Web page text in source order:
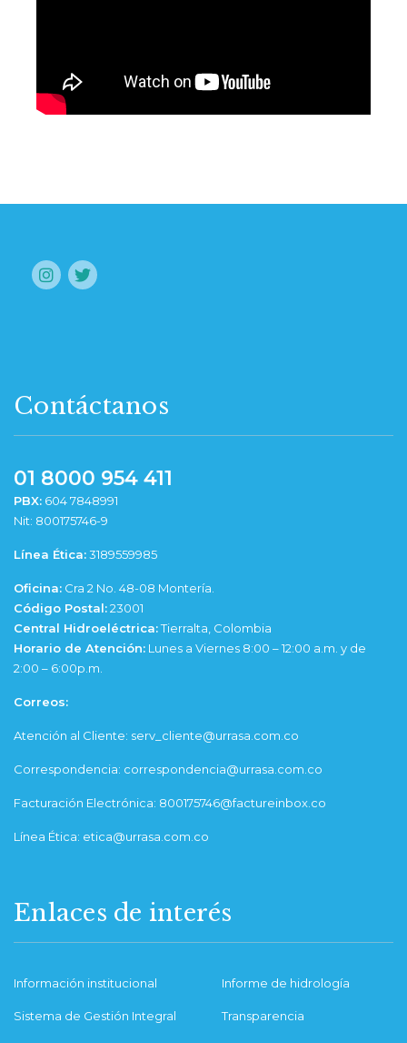
Contáctanos
01 8000 954 411
PBX: 604 7848991
Nit: 800175746-9
Línea Ética:3189559985
Oficina: Cra 2 No. 48-08 Montería.
Código Postal:23001
Central Hidroeléctrica:Tierralta, Colombia
Horario de Atención: Lunes a Viernes 8:00 – 12:00 a.m. y de
2:00 – 6:00p.m.
Correos:
Atención al Cliente: serv_cliente@urrasa.com.co
Correspondencia: correspondencia@urrasa.com.co
Facturación Electrónica: 800175746@factureinbox.co
Línea Ética: etica@urrasa.com.co
Enlaces de interés
Información institucional Informe de hidrología
Sistema de Gestión Integral Transparencia